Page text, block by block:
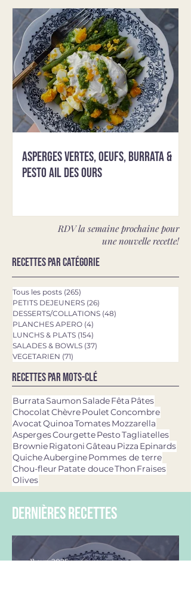
Asperges vertes, oeufs, burrata &
pesto ail des ours
RDV la semaine prochaine pour
une nouvelle recette!
Recettes par catégorie
Tous les posts (265)
PETITS DEJEUNERS (26)
DESSERTS/COLLATIONS (48)
PLANCHES APERO (4)
LUNCHS & PLATS (154)
SALADES & BOWLS (37)
VEGETARIEN (71)
Recettes par mots-clé
BurrataSaumonSaladeFêta Pâtes
ChocolatChèvrePouletConcombre
AvocatQuinoaTomatesMozzarella
AspergesCourgettePestoTagliatelles
BrownieRigatoniGâteau Pizza Epinards
QuicheAuberginePommes de terre
Chou-fleur Patate douceThonFraises
Olives
dernières recettes
11 avr. 2025